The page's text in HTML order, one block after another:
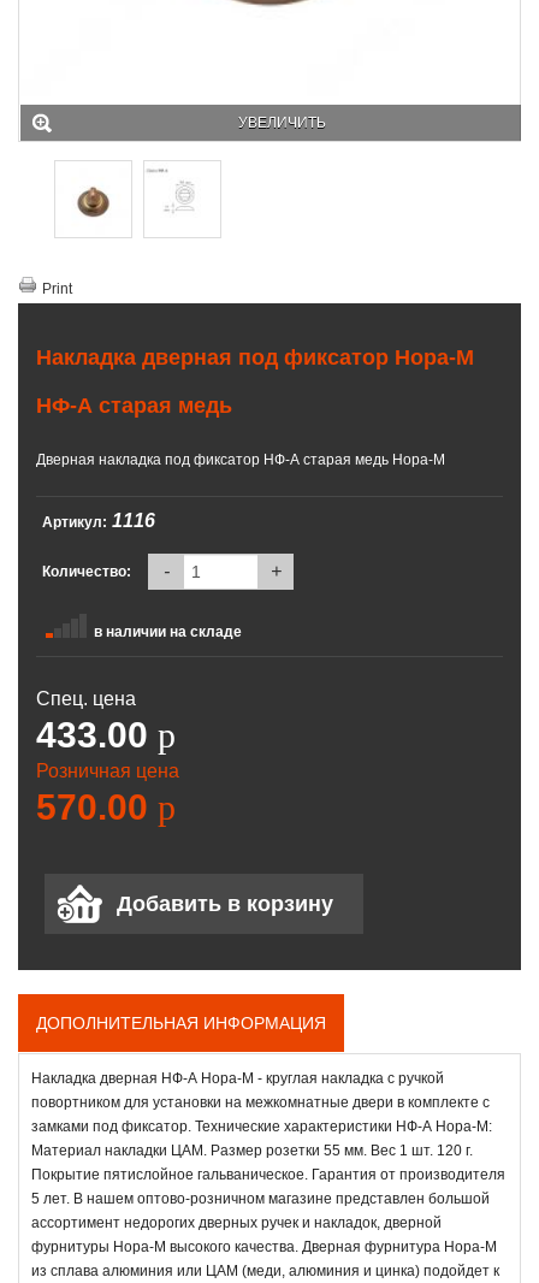
УВЕЛИЧИТЬ
Print
Накладка дверная под фиксатор Нора-М
НФ-А старая медь
Дверная накладка под фиксатор НФ-А старая медь Нора-М
Артикул: 1116
Количество: - +
в наличии на складе
Спец. цена
433.00 p
Розничная цена
570.00 p
ДОПОЛНИТЕЛЬНАЯ ИНФОРМАЦИЯ
Накладка дверная НФ-А Нора-М - круглая накладка с ручкой
повортником для установки на межкомнатные двери в комплекте с
замками под фиксатор. Технические характеристики НФ-А Нора-М:
Материал накладки ЦАМ. Размер розетки 55 мм. Вес 1 шт. 120 г.
Покрытие пятислойное гальваническое. Гарантия от производителя
5 лет. В нашем оптово-розничном магазине представлен большой
ассортимент недорогих дверных ручек и накладок, дверной
фурнитуры Нора-М высокого качества. Дверная фурнитура Нора-М
из сплава алюминия или ЦАМ (меди, алюминия и цинка) подойдет к